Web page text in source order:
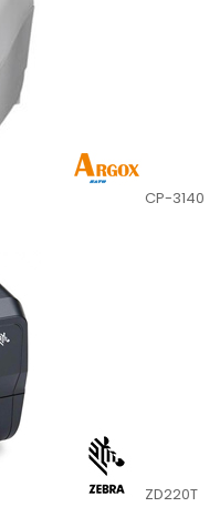
CP-3140
ZD220T